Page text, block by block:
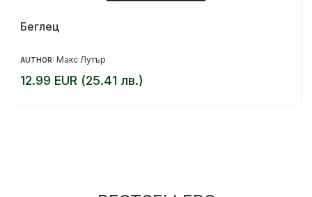
Беглец
AUTHOR: Макс Лутър
12.99 EUR (25.41 лв.)